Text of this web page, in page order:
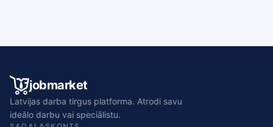
jobmarket
Latvijas darba tirgus platforma. Atrodi savu
ideālo darbu vai speciālistu.